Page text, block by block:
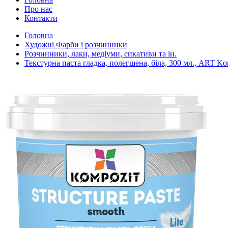
Про нас
Контакти
Головна
Художні Фарби і розчинники
Розчинники, лаки, медіуми, сикативи та ін.
Текстурна паста гладка, полегшена, біла, 300 мл., ART